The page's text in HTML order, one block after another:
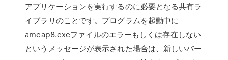
アプリケーションを実行するのに必要となる共有ラ
イブラリのことです。プログラムを起動中に
amcap8.exeファイルのエラーもしくは存在しない
というメッセージが表示された場合は、新しいバー